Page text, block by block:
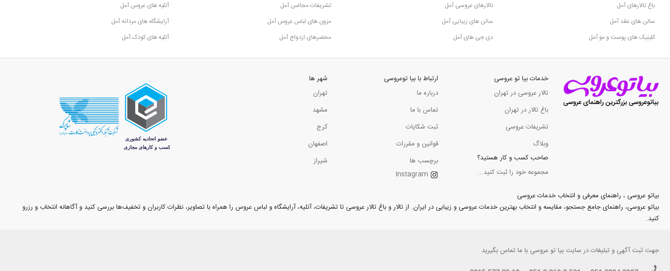
باغ تالارهای آمل تالارهای عروسی آمل تشریفات مجالس آمل
آتلیه های عروس آمل
سالن های عقد آمل
سالن های زیبایی آمل مزون های لباس عروس آمل
آرایشگاه های مردانه آمل
کلینیک های پوست و مو آمل
دی جی های آمل محضرهای ازدواج آمل آتلیه های کودک آمل
خدمات بیا تو عروسی
تالار عروسی در تهران
باغ تالار در تهران
تشریفات عروسی
وبلاگ
صاحب کسب و کار هستید؟
مجموعه خود را ثبت کنید...
ارتباط با بیا توعروسی
درباره ما
تماس با ما
ثبت شکایات
قوانین و مقررات
برچسب ها
Instagram
شهر ها
تهران
مشهد
کرج
اصفهان
شیراز
بیاتو عروسی ، راهنمای معرفی و انتخاب خدمات عروسی
بیاتو عروسی، راهنمای جامع جستجو، مقایسه و انتخاب بهترین خدمات عروسی و زیبایی در ایران. از تالار و باغ تالار عروسی تا تشریفات، آتلیه، آرایشگاه و لباس عروس را همراه با تصاویر، نظرات کاربران و تخفیف‌ها بررسی کنید و آگاهانه انتخاب و رزرو
کنید.
جهت ثبت آگهی و تبلیغاتدر سایت بیا تو عروسی با ما تماس بگیرید